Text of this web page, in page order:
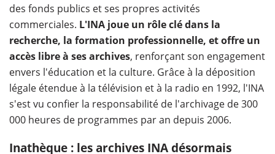
des fonds publics et ses propres activités
commerciales. L'INA joue un rôle clé dans la
recherche, la formation professionnelle, et offre un
accès libre à ses archives, renforçant son engagement
envers l'éducation et la culture. Grâce à la déposition
légale étendue à la télévision et à la radio en 1992, l'INA
s'est vu confier la responsabilité de l'archivage de 300
000 heures de programmes par an depuis 2006.
Inathèque : les archives INA désormais